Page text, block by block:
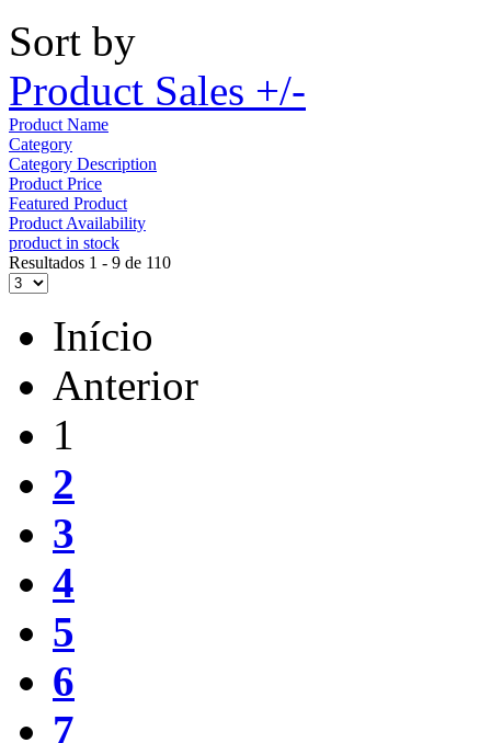
Sort by
Product Sales +/-
Product Name
Category
Category Description
Product Price
Featured Product
Product Availability
product in stock
Resultados 1 - 9 de 110
Início
Anterior
1
2
3
4
5
6
7